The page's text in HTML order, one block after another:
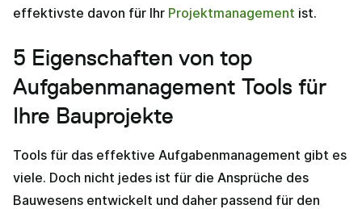
effektivste davon für Ihr Projektmanagement ist.
5 Eigenschaften von top
Aufgabenmanagement Tools für
Ihre Bauprojekte
Tools für das effektive Aufgabenmanagement gibt es
viele. Doch nicht jedes ist für die Ansprüche des
Bauwesens entwickelt und daher passend für den